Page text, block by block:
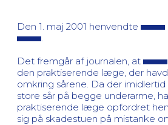
Den 1. maj 2001 henvendte
Det fremgår af journalen, at
den praktiserende læge, der
omkring sårene. Da der
store sår på begge underarme,
praktiserende læge opfordret
sig på skadestuen på mistanke